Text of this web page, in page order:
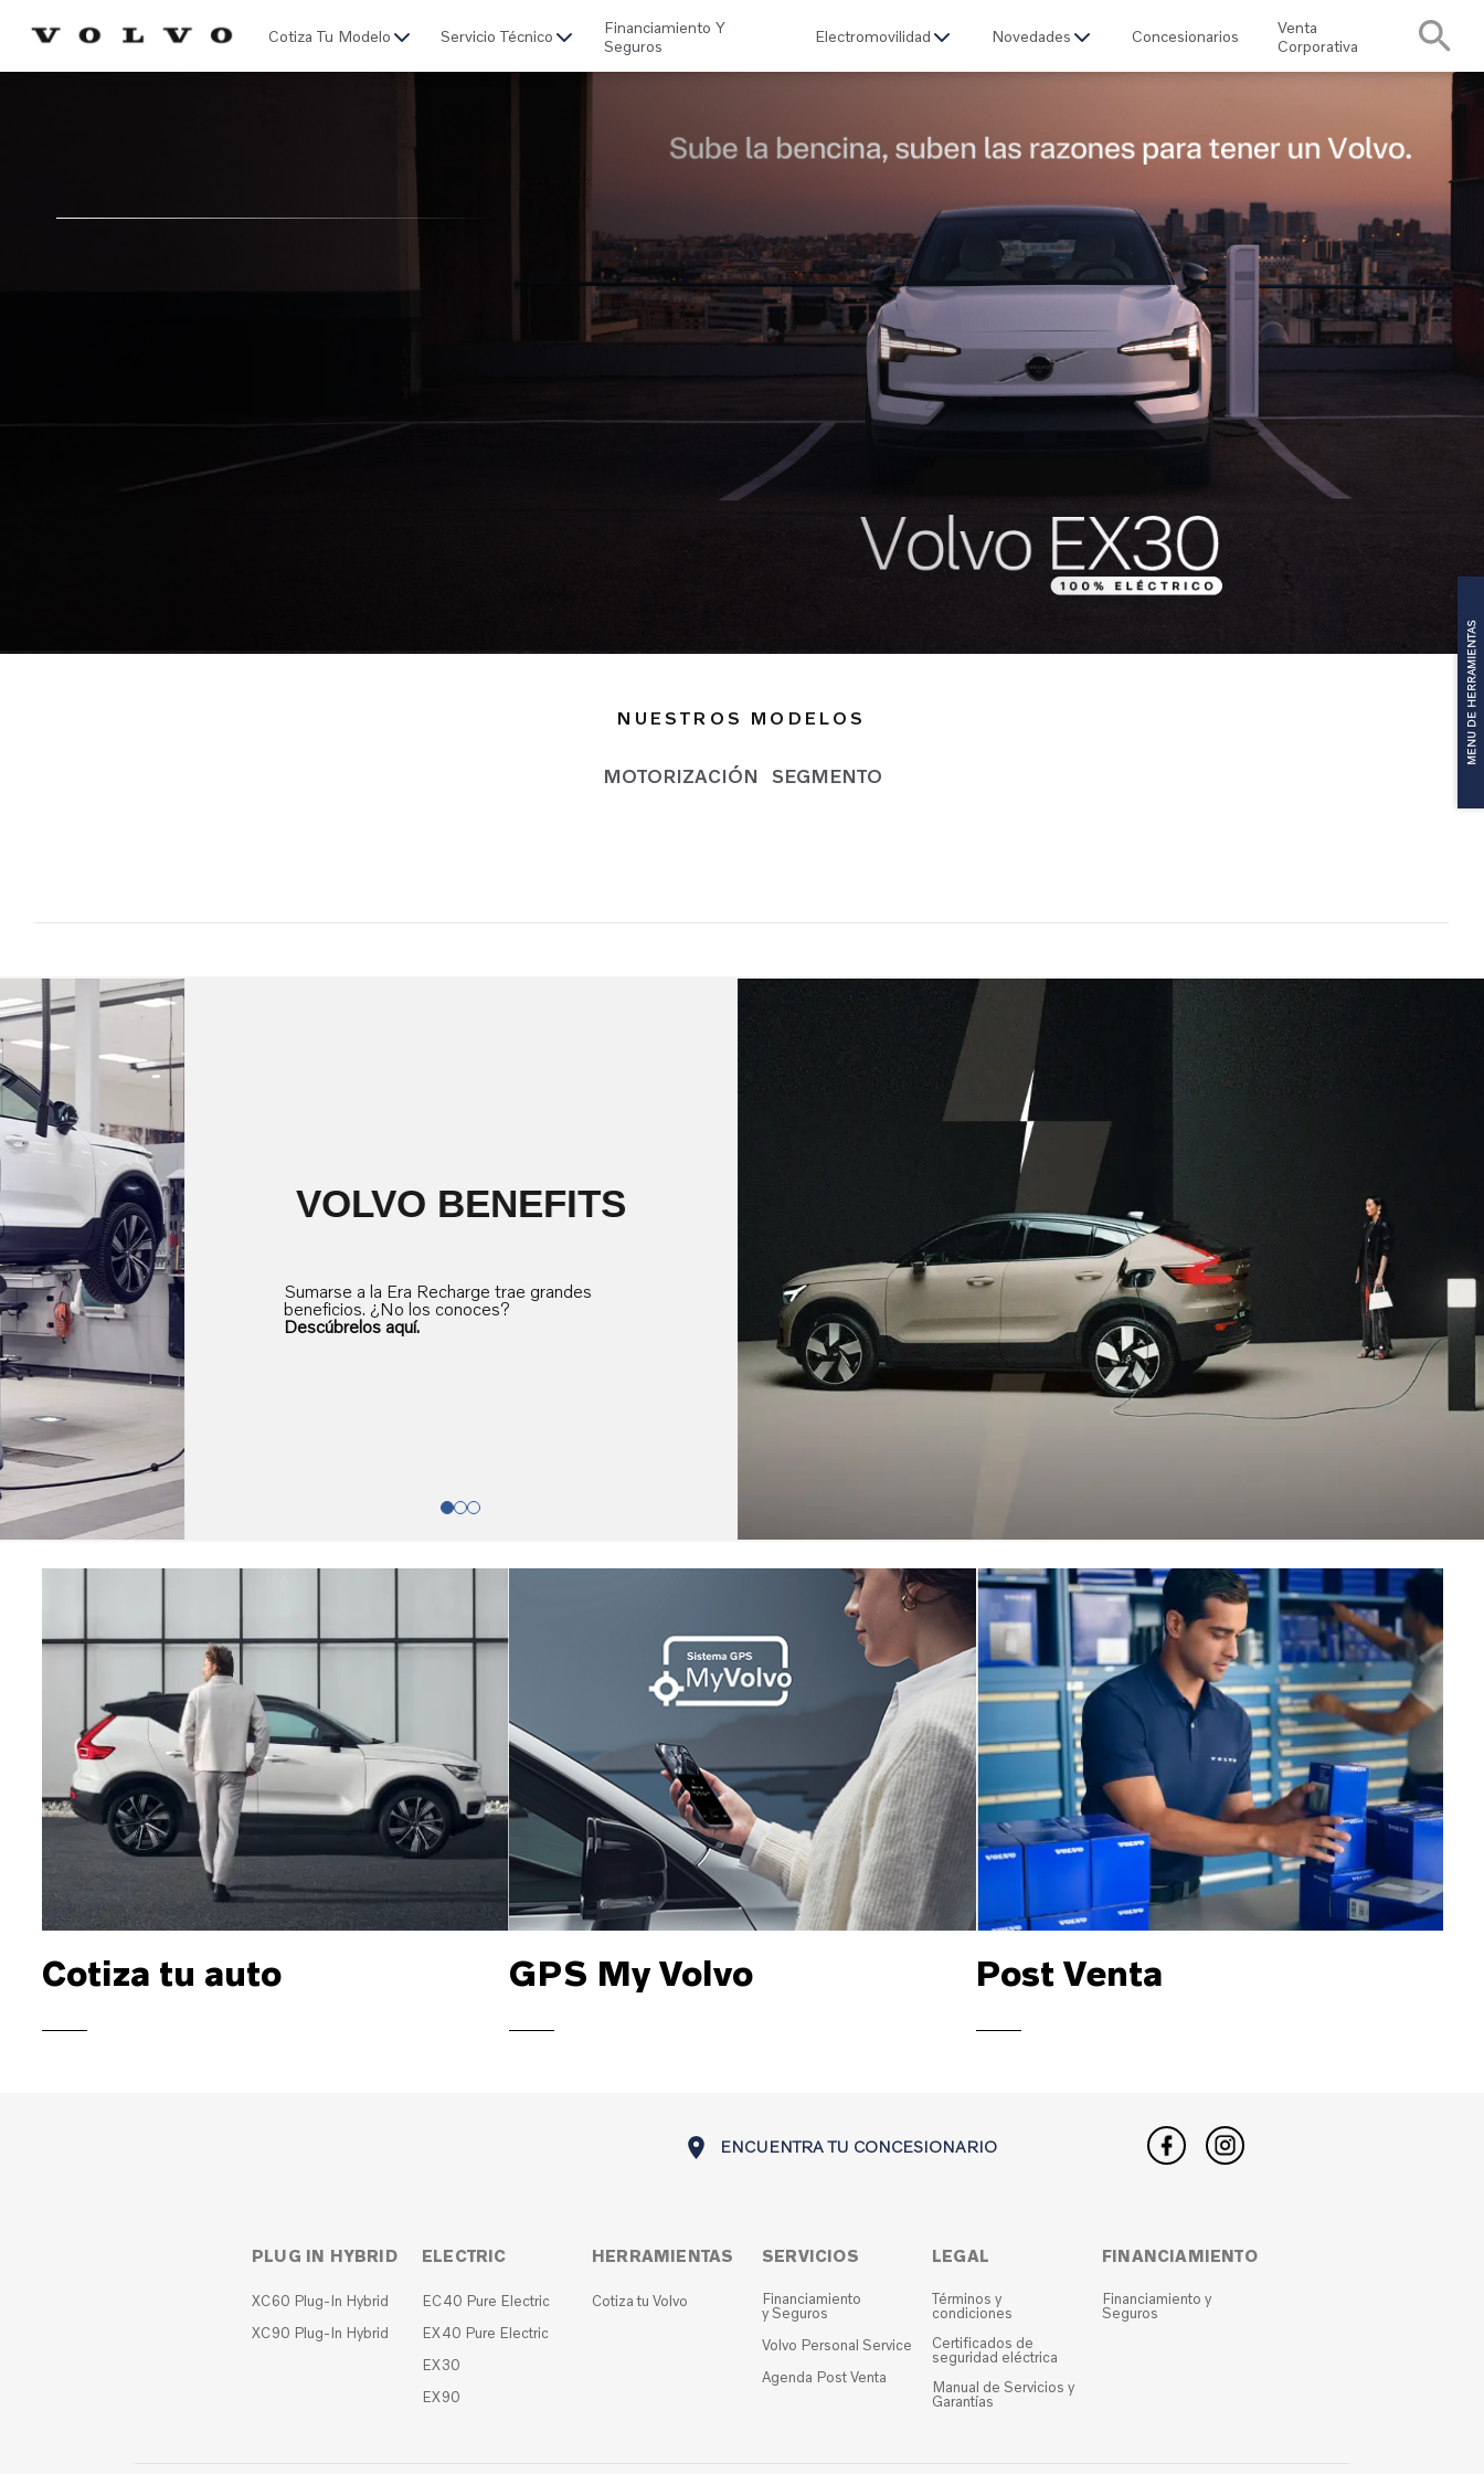
Cotiza Tu Modelo Servicio Técnico
Financiamiento Y
Seguros
Electromovilidad Novedades Concesionarios
Venta
Corporativa
MENU DE HERRAMIENTAS
NUESTROS MODELOS
MOTORIZACIÓN SEGMENTO
VOLVO BENEFITS
Sumarse a la Era Recharge trae grandes
beneficios. ¿No los conoces?
Descúbrelos aquí.
Cotiza tu auto GPS My Volvo Post Venta
ENCUENTRA TU CONCESIONARIO
PLUG IN HYBRID
XC60 Plug-In Hybrid
XC90 Plug-In Hybrid
ELECTRIC
EC40 Pure Electric
EX40 Pure Electric
EX30
EX90
HERRAMIENTAS
Cotiza tu Volvo
SERVICIOS
Financiamiento
y Seguros
Volvo Personal Service
Agenda Post Venta
LEGAL
Términos y
condiciones
Certificados de
seguridad eléctrica
Manual de Servicios y
Garantías
FINANCIAMIENTO
Financiamiento y
Seguros